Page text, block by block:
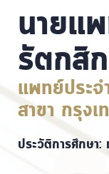
นายแ
รัตกสิ
แพทย์ประ
สาขา กรุง
ประวัติการศึกษ